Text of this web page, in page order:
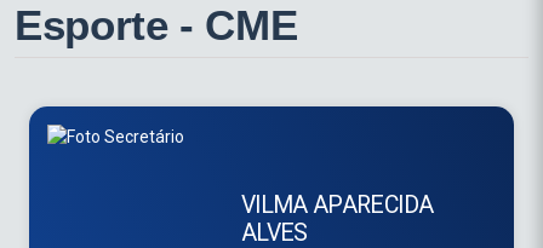
Esporte - CME
VILMA APARECIDA
ALVES